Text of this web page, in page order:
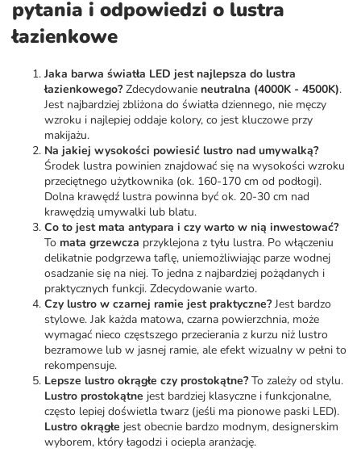
pytania i odpowiedzi o lustra
łazienkowe
Jaka barwa światła LED jest najlepsza do lustra
łazienkowego?Zdecydowanie neutralna (4000K - 4500K).
Jest najbardziej zbliżona do światła dziennego, nie męczy
wzroku i najlepiej oddaje kolory, co jest kluczowe przy
makijażu.
Na jakiej wysokości powiesić lustro nad umywalką?
Środek lustra powinien znajdować się na wysokości wzroku
przeciętnego użytkownika (ok. 160-170 cm od podłogi).
Dolna krawędź lustra powinna być ok. 20-30 cm nad
krawędzią umywalki lub blatu.
Co to jest mata antypara i czy warto w nią inwestować?
To mata grzewcza przyklejona z tyłu lustra. Po włączeniu
delikatnie podgrzewa taflę, uniemożliwiając parze wodnej
osadzanie się na niej. To jedna z najbardziej pożądanych i
praktycznych funkcji. Zdecydowanie warto.
Czy lustro w czarnej ramie jest praktyczne?Jest bardzo
stylowe. Jak każda matowa, czarna powierzchnia, może
wymagać nieco częstszego przecierania z kurzu niż lustro
bezramowe lub w jasnej ramie, ale efekt wizualny w pełni to
rekompensuje.
Lepsze lustro okrągłe czy prostokątne?To zależy od stylu.
Lustro prostokątne jest bardziej klasyczne i funkcjonalne,
często lepiej doświetla twarz (jeśli ma pionowe paski LED).
Lustro okrągłe jest obecnie bardzo modnym, designerskim
wyborem, który łagodzi i ociepla aranżację.